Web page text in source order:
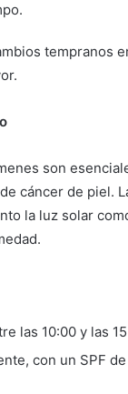
tempranos
son
cáncer de piel.
la luz solar
las 10:00 y las
con un SPF